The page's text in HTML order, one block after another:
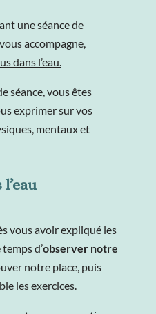
une séance de
accompagne,
dans l’eau.
séance, vous êtes
exprimer sur vos
mentaux et
vous avoir expliqué les
d’observer notre
notre place, puis
les exercices.